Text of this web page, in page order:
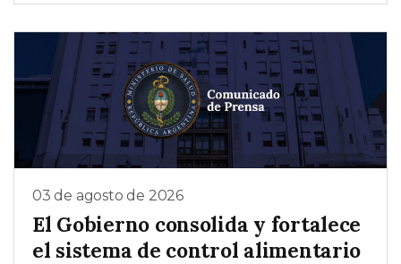
03 de agosto de 2026
El Gobierno consolida y fortalece
el sistema de control alimentario